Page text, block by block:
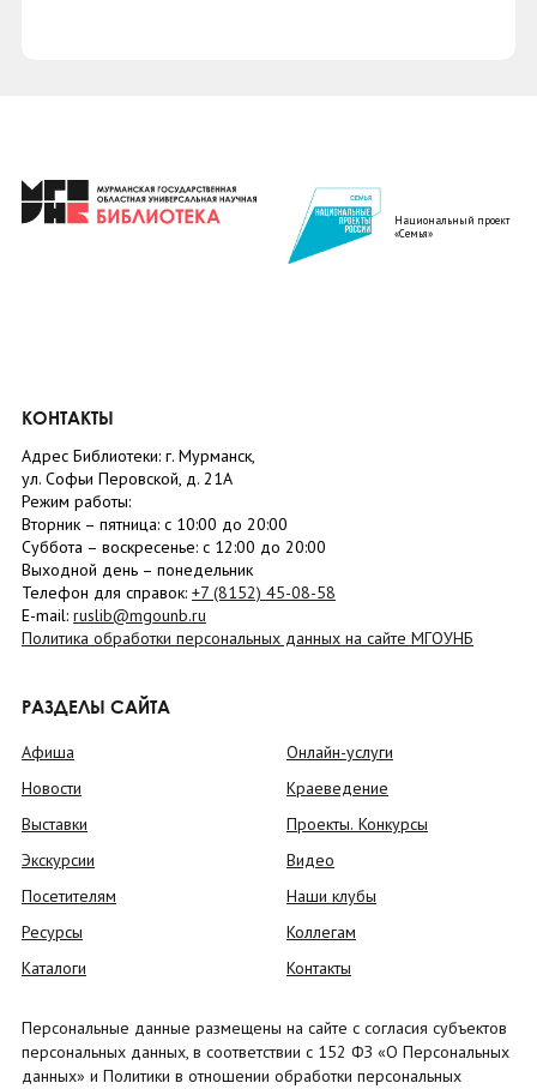
Национальный проект
«Семья»
КОНТАКТЫ
Адрес Библиотеки: г. Мурманск,
ул. Софьи Перовской, д. 21А
Режим работы:
Вторник – пятница: с 10:00 до 20:00
Суббота – воскресенье: c 12:00 до 20:00
Выходной день – понедельник
Телефон для справок: +7 (8152) 45-08-58
E-mail: ruslib@mgounb.ru
Политика обработки персональных данных на сайте МГОУНБ
РАЗДЕЛЫ САЙТА
Афиша
Новости
Выставки
Экскурсии
Посетителям
Ресурсы
Каталоги
Онлайн-услуги
Краеведение
Проекты. Конкурсы
Видео
Наши клубы
Коллегам
Контакты
Персональные данные размещены на сайте с согласия субъектов
персональных данных, в соответствии с 152 ФЗ «О Персональных
данных» и Политики в отношении обработки персональных